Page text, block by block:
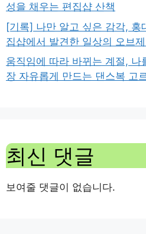
성을 채우는 편집샵 산책
[기록] 나만 알고 싶은 감각, 홍
집샵에서 발견한 일상의 오브
움직임에 따라 바뀌는 계절, 나
장 자유롭게 만드는 댄스복 고
최신 댓글
보여줄 댓글이 없습니다.